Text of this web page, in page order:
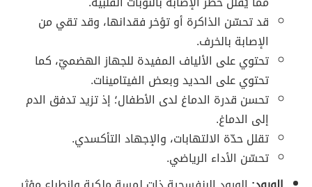
قد تحسّن الذاكرة أو تؤخر فقدانها، وقد تقي من
الإصابة بالخرف.
تحتوي على الألياف المفيدة للجهاز الهضميّ، كما
تحتوي على الحديد وبعض الفيتامينات.
تحسن قدرة الدماغ لدى الأطفال؛ إذ تزيد تدفق الدم
إلى الدماغ.
تقلل حدّة الالتهابات، والإجهاد التأكسدي.
تحسّن الأداء الرياضي.